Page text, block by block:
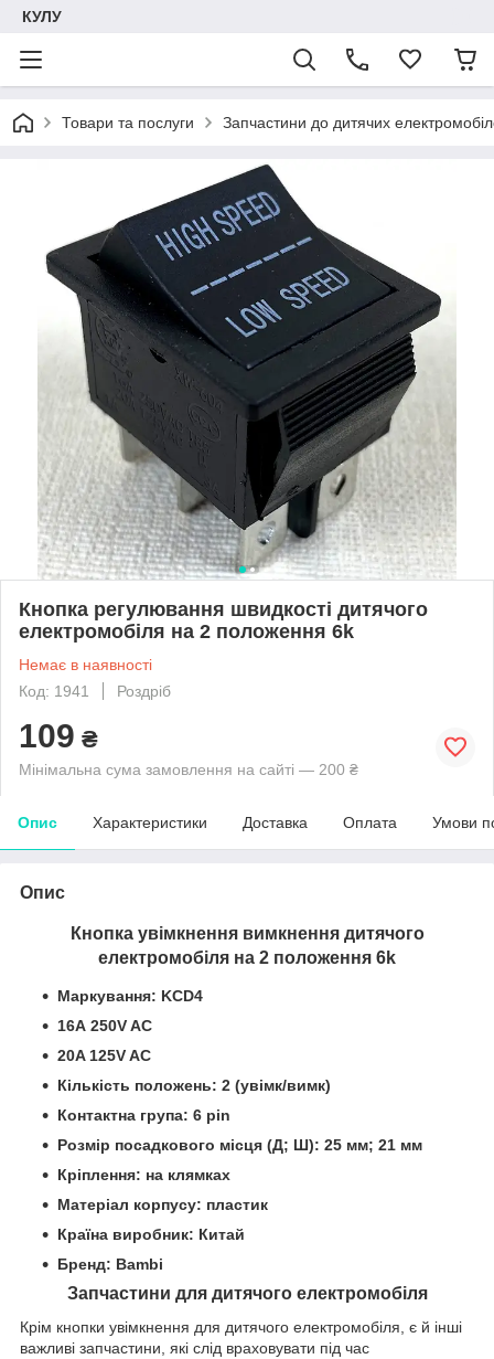
КУЛУ
Товари та послуги Запчастини до дитячих
Кнопка регулювання швидкості дитячого
електромобіля на 2 положення 6k
Немає в наявності
Код: 1941
Роздріб
109 ₴
Мінімальна сума замовлення на сайті — 200 ₴
Опис Характеристики Доставка Оплата Умови
Опис
Кнопка увімкнення вимкнення дитячого
електромобіля на 2 положення 6k
Маркування: KCD4
16A 250V AC
20A 125V AC
Кількість положень: 2 (увімк/вимк)
Контактна група: 6 pin
Розмір посадкового місця (Д; Ш): 25 мм; 21 мм
Кріплення: на клямках
Матеріал корпусу: пластик
Країна виробник: Китай
Бренд: Bambi
Запчастини для дитячого електромобіля
Крім кнопки увімкнення для дитячого електромобіля, є й інші
важливі запчастини, які слід враховувати під час